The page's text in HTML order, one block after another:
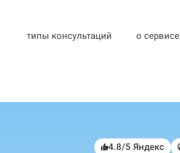
типы консультаций о сервисе
4.8/5 Яндекс